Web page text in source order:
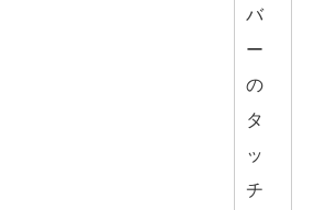
バ
ー
の
タ
ッ
チ